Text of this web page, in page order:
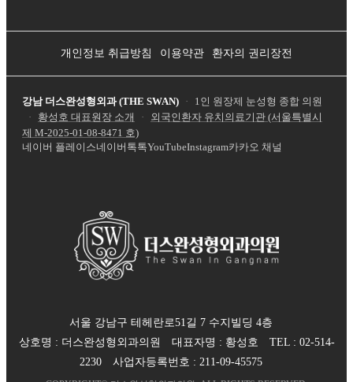
개인정보 취급방침 이용약관 환자의 권리장전
강남 더스완성형외과 (THE SWAN) ·
1인 원장제 눈성형 종합 의원
·
황성호 대표원장 소개 ·
외국인환자 유치의료기관 (서울특별시
제 M-2025-01-08-8471 호)
네이버 플레이스네이버톡톡YouTubeInstagram카카오 채널
서울 강남구 테헤란로51길 7 수지빌딩 4층
상호명 : 더스완성형외과의원 대표자명 : 황성호 TEL : 02-514-
2230
사업자등록번호 : 211-09-45575